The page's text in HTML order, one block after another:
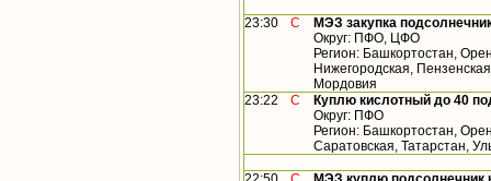
23:30 С
МЭЗ закупка
Округ: ПФО, ЦФО
Регион: Башкортостан,
Нижегородская,
Мордовия
23:22
С
Куплю кислотный до 40
Округ: ПФО
Регион: Башкортостан,
Саратовская, Татарстан,